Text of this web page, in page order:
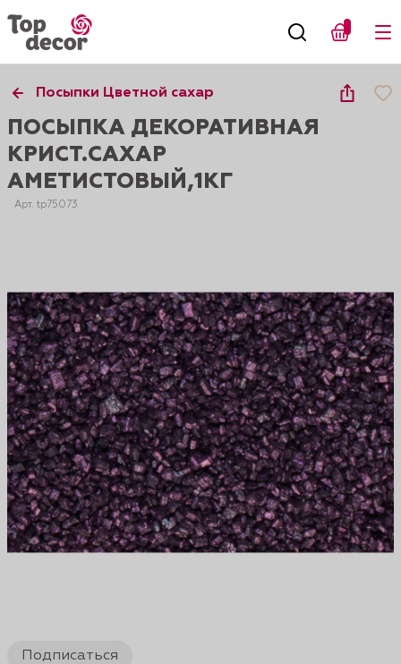
Посыпки Цветной сахар
ПОСЫПКА ДЕКОРАТИВНАЯ
КРИСТ.САХАР
АМЕТИСТОВЫЙ,1КГ
Арт. tp75073
Подписаться